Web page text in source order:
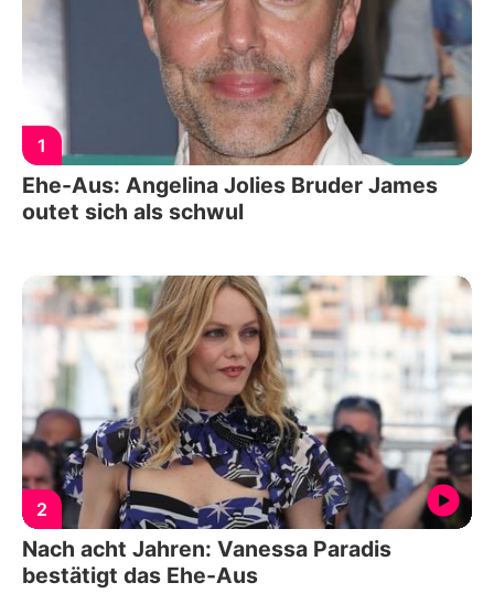
1
Ehe-Aus: Angelina Jolies Bruder James
outet sich als schwul
2
Nach acht Jahren: Vanessa Paradis
bestätigt das Ehe-Aus